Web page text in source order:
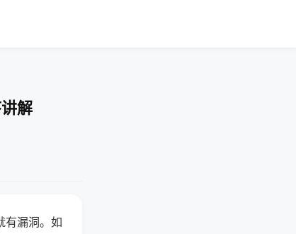
解
有漏洞。如